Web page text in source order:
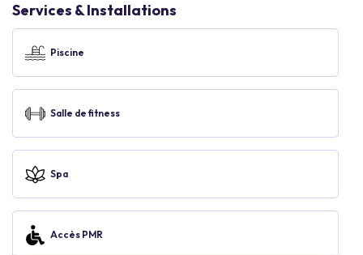
Services & Installations
Piscine
Salle de fitness
Spa
Accès PMR